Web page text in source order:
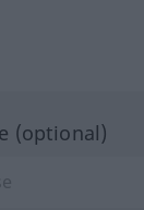
(optional)